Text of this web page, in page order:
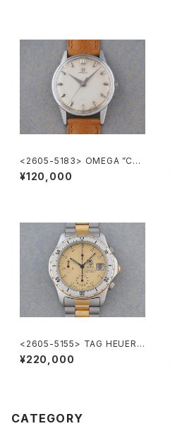
<2605-5183> OMEGA ”Cal.
285"
¥120,000
<2605-5155> TAG HEUER 2
000 Chronograph
¥220,000
CATEGORY